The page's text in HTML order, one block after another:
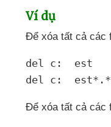
Ví dụ
Để xóa tất cả các
del c:	est
del c:	est*.*
Để xóa tất cả các